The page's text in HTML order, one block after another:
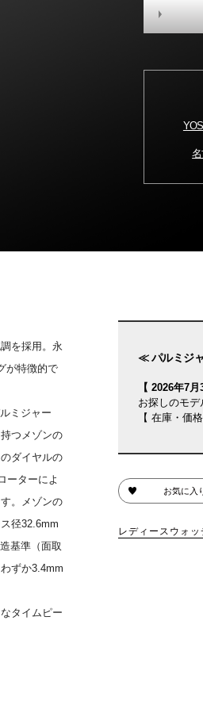
を採用。永
が特徴的で
ミジャー
つメゾンの
ダイヤルの
ーターによ
。メゾンの
径32.6mm
基準（面取
ずか3.4mm
タイムピー
≪ パルミジ
【 2026年7
お探しのモ
【 在庫・価
お気に入
レディースウォッ